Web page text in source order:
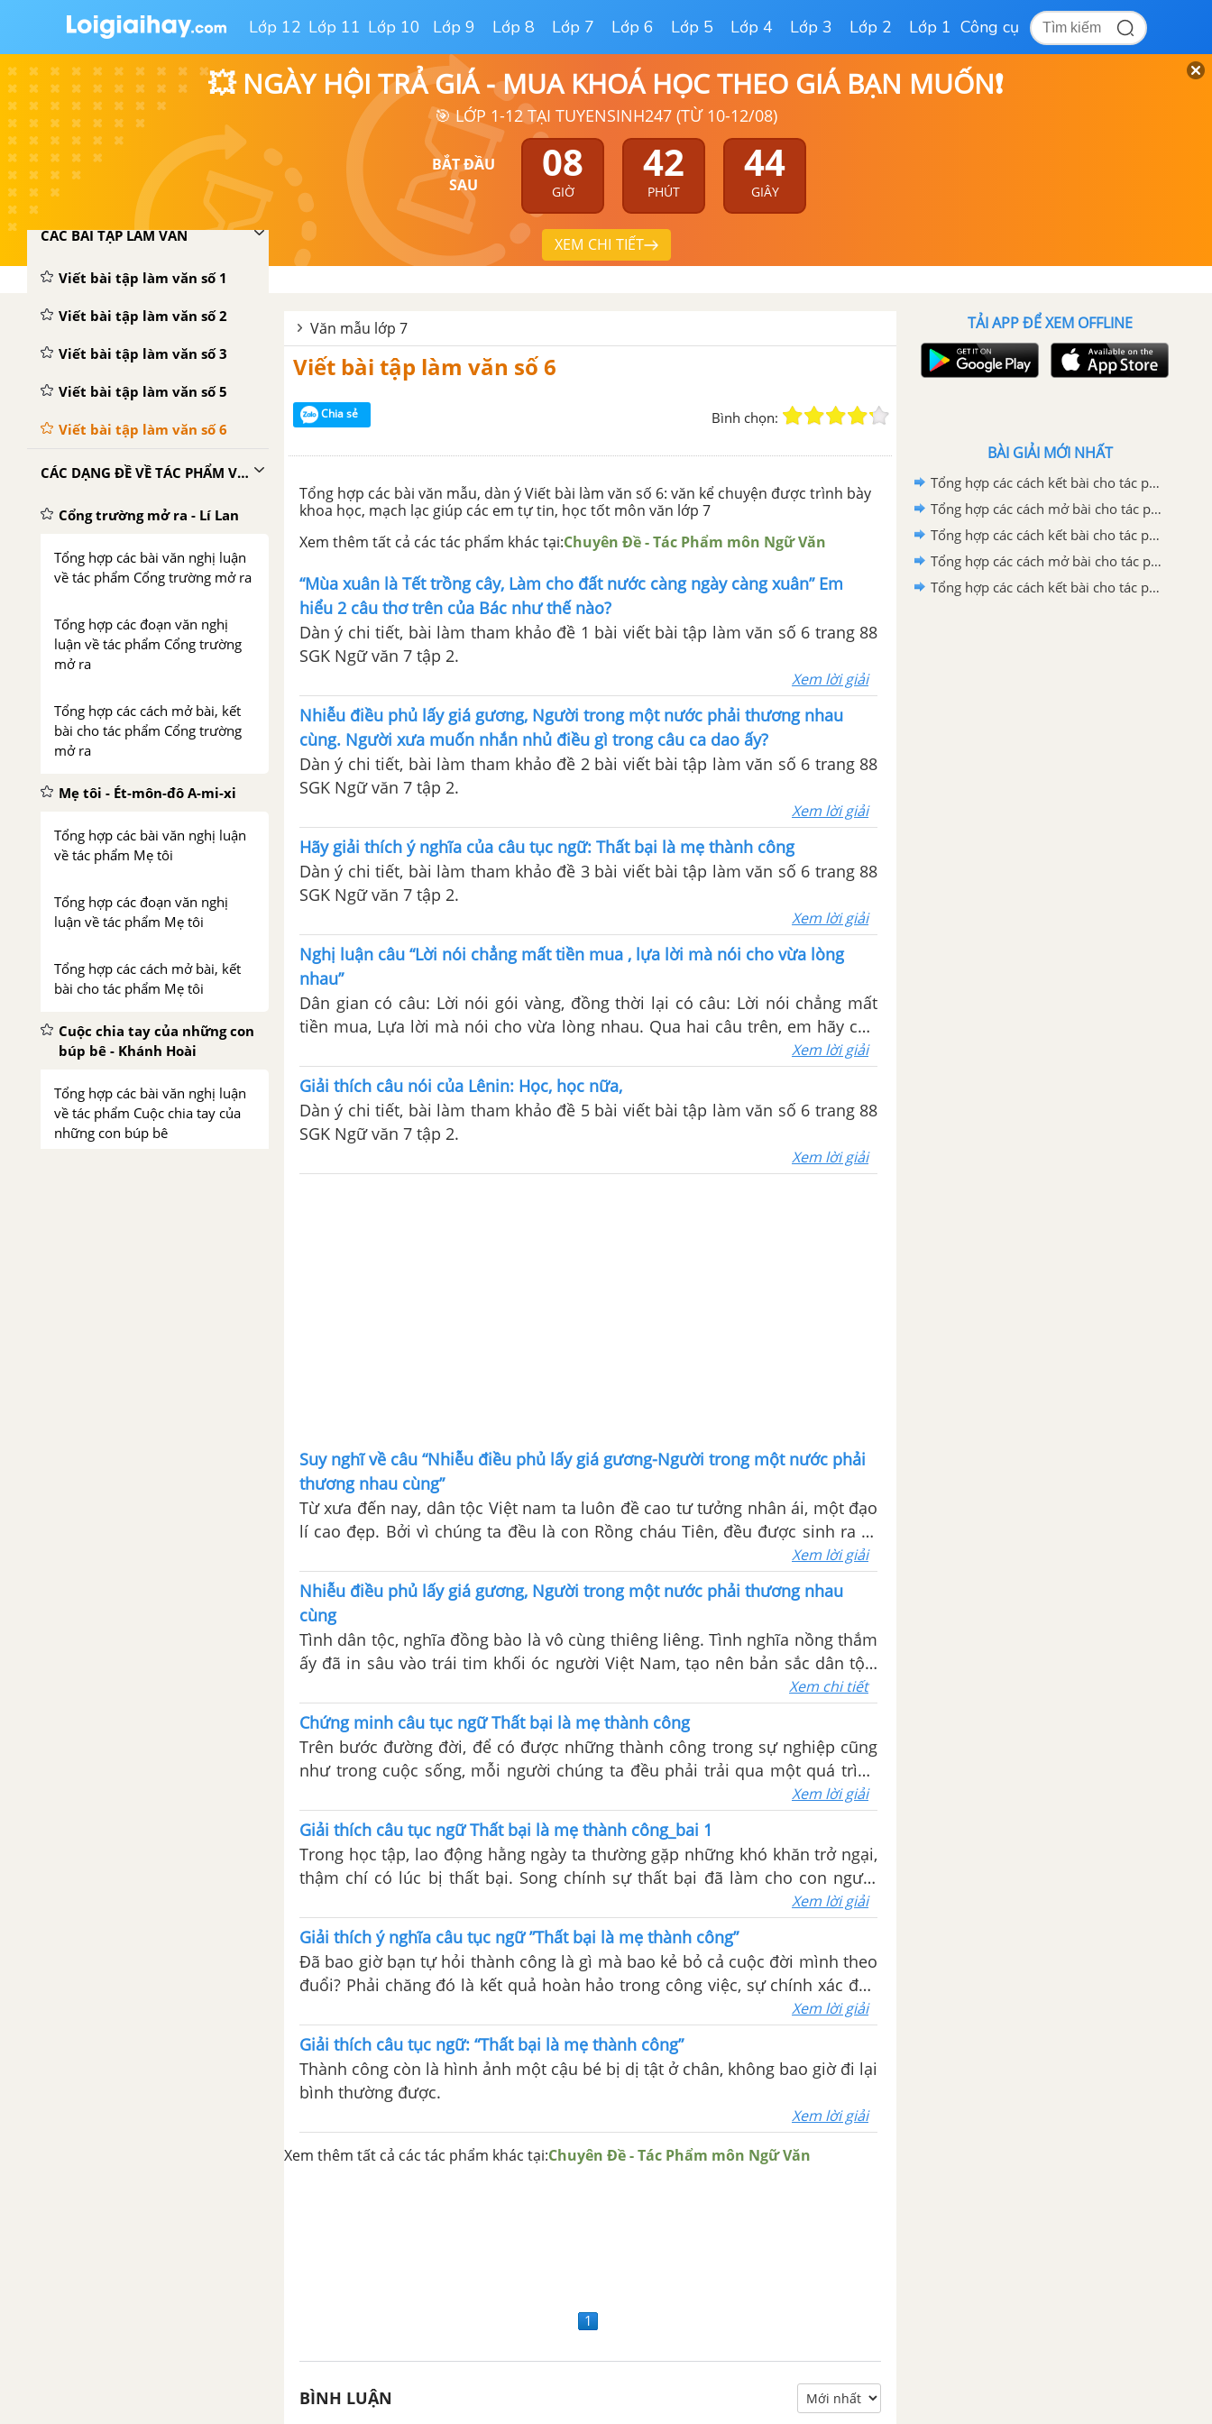
Lớp 12 Lớp 11 Lớp 10 Lớp 9 Lớp 8 Lớp 7 Lớp 6 Lớp 5 Lớp 4 Lớp 3 Lớp 2 Lớp 1 Công cụ
💥 NGÀY HỘI TRẢ GIÁ - MUA KHOÁ HỌC THEO GIÁ BẠN MUỐN❗
🎯 LỚP 1-12 TẠI TUYENSINH247 (TỪ 10-12/08)
BẮT ĐẦU
SAU
08
GIỜ
42
PHÚT
43
GIÂY
XEM CHI TIẾT
VĂN TỰ SỰ - MIÊU TẢ
VĂN BIỂU CẢM
VĂN NGHỊ LUẬN
Nghị luận xã hội
Nghị luận văn học
CÁC BÀI TẬP LÀM VĂN
Viết bài tập làm văn số 1
Viết bài tập làm văn số 2
Viết bài tập làm văn số 3
Viết bài tập làm văn số 5
Viết bài tập làm văn số 6
CÁC DẠNG ĐỀ VỀ TÁC PHẨM VĂN HỌC
Cổng trường mở ra - Lí Lan
Tổng hợp các bài văn nghị luận
về tác phẩm Cổng trường mở ra
Tổng hợp các đoạn văn nghị
luận về tác phẩm Cổng trường
mở ra
Tổng hợp các cách mở bài, kết
bài cho tác phẩm Cổng trường
mở ra
Mẹ tôi - Ét-môn-đô A-mi-xi
Tổng hợp các bài văn nghị luận
về tác phẩm Mẹ tôi
Tổng hợp các đoạn văn nghị
luận về tác phẩm Mẹ tôi
Tổng hợp các cách mở bài, kết
bài cho tác phẩm Mẹ tôi
Cuộc chia tay của những con
búp bê - Khánh Hoài
Tổng hợp các bài văn nghị luận
về tác phẩm Cuộc chia tay của
những con búp bê
Văn mẫu lớp 7
Viết bài tập làm văn số 6
Chia sẻ Bình chọn:
Tổng hợp các bài văn mẫu, dàn ý Viết bài làm văn số 6: văn kể chuyện được trình bày
khoa học, mạch lạc giúp các em tự tin, học tốt môn văn lớp 7
Xem thêm tất cả các tác phẩm khác tại:Chuyên Đề - Tác Phẩm môn Ngữ Văn
“Mùa xuân là Tết trồng cây, Làm cho đất nước càng ngày càng xuân” Em
hiểu 2 câu thơ trên của Bác như thế nào?
Dàn ý chi tiết, bài làm tham khảo đề 1 bài viết bài tập làm văn số 6 trang 88
SGK Ngữ văn 7 tập 2.
Xem lời giải
Nhiễu điều phủ lấy giá gương, Người trong một nước phải thương nhau
cùng. Người xưa muốn nhắn nhủ điều gì trong câu ca dao ấy?
Dàn ý chi tiết, bài làm tham khảo đề 2 bài viết bài tập làm văn số 6 trang 88
SGK Ngữ văn 7 tập 2.
Xem lời giải
Hãy giải thích ý nghĩa của câu tục ngữ: Thất bại là mẹ thành công
Dàn ý chi tiết, bài làm tham khảo đề 3 bài viết bài tập làm văn số 6 trang 88
SGK Ngữ văn 7 tập 2.
Xem lời giải
Nghị luận câu “Lời nói chẳng mất tiền mua , lựa lời mà nói cho vừa lòng
nhau”
Dân gian có câu: Lời nói gói vàng, đồng thời lại có câu: Lời nói chẳng mất
tiền mua, Lựa lời mà nói cho vừa lòng nhau. Qua hai câu trên, em hãy cho
biết dân gian đã hiểu như thế nào về giá trị, ý nghĩa của lời nói trong cuộc
sống.
Xem lời giải
Giải thích câu nói của Lênin: Học, học nữa,
Dàn ý chi tiết, bài làm tham khảo đề 5 bài viết bài tập làm văn số 6 trang 88
SGK Ngữ văn 7 tập 2.
Xem lời giải
Suy nghĩ về câu “Nhiễu điều phủ lấy giá gương-Người trong một nước phải
thương nhau cùng”
Từ xưa đến nay, dân tộc Việt nam ta luôn đề cao tư tưởng nhân ái, một đạo
lí cao đẹp. Bởi vì chúng ta đều là con Rồng cháu Tiên, đều được sinh ra từ
cha Lạc Long Quân và mẹ Âu Cơ nên truyền thống “lá lành đùm lá rách cũng
được phát huy qua nhiều thế hệ. Những tình cảm cao quí ấy được kết tinh,
hội tụ và phản ánh qua những tác phẩm văn học dân tộc. Chúng ta hãy
cùng tìm hiểu những vấn đề trên qua bài chứng minh dưới đây.
Xem lời giải
Nhiễu điều phủ lấy giá gương, Người trong một nước phải thương nhau
cùng
Tình dân tộc, nghĩa đồng bào là vô cùng thiêng liêng. Tình nghĩa nồng thắm
ấy đã in sâu vào trái tim khối óc người Việt Nam, tạo nên bản sắc dân tộc.
Xem chi tiết
Chứng minh câu tục ngữ Thất bại là mẹ thành công
Trên bước đường đời, để có được những thành công trong sự nghiệp cũng
như trong cuộc sống, mỗi người chúng ta đều phải trải qua một quá trình
làm việt miệt mài. Trong quá trình ấy, có thể chúng ta sẽ gặp những thất bại
hay sai lầm.
Xem lời giải
Giải thích câu tục ngữ Thất bại là mẹ thành công_bai 1
Trong học tập, lao động hằng ngày ta thường gặp những khó khăn trở ngại,
thậm chí có lúc bị thất bại. Song chính sự thất bại đã làm cho con người
trưởng thành, giàu kinh nghiệm và vững vàng đi tới chiến thắng. Vì thế, tục
ngữ xưa đã có câu: “Thất bại là mẹ thành công
Xem lời giải
Giải thích ý nghĩa câu tục ngữ ”Thất bại là mẹ thành công”
Đã bao giờ bạn tự hỏi thành công là gì mà bao kẻ bỏ cả cuộc đời mình theo
đuổi? Phải chăng đó là kết quả hoàn hảo trong công việc, sự chính xác đến
từng chi tiết? Hay đó là cách nói khác của từ thành đạt, nghĩa là có được
một cuộc sống giàu sang, được mọi người nể phục?
Xem lời giải
Giải thích câu tục ngữ: “Thất bại là mẹ thành công”
Thành công còn là hình ảnh một cậu bé bị dị tật ở chân, không bao giờ đi lại
bình thường được.
Xem lời giải
Xem thêm tất cả các tác phẩm khác tại:Chuyên Đề - Tác Phẩm môn Ngữ Văn
1
BÌNH LUẬN
TẢI APP ĐỂ XEM OFFLINE
BÀI GIẢI MỚI NHẤT
Tổng hợp các cách kết bài cho tác phẩm Quan âm Thị Kính
Tổng hợp các cách mở bài cho tác phẩm Quan Âm Thị Kính
Tổng hợp các cách kết bài cho tác phẩm Ca Huế trên sông Hương
Tổng hợp các cách mở bài cho tác phẩm Ca Huế trên sông Hương
Tổng hợp các cách kết bài cho tác phẩm Những trò lố hay là Va-ren và Phan Bội Châu